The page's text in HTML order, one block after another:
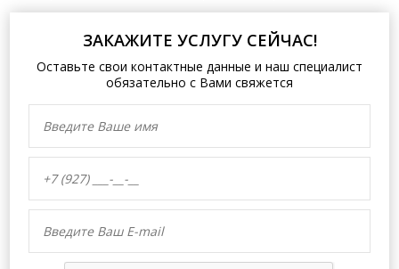
ЗАКАЖИТЕ УСЛУГУ СЕЙЧАС!
Оставьте свои контактные данные и наш специалист
обязательно с Вами свяжется